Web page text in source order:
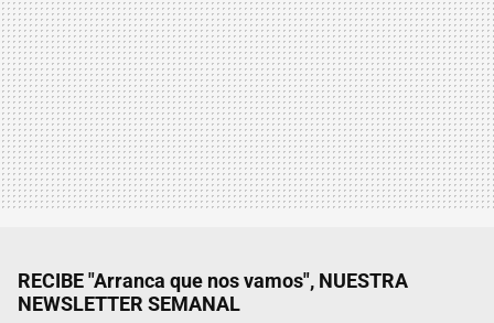
RECIBE "Arranca que nos vamos", NUESTRA
NEWSLETTER SEMANAL